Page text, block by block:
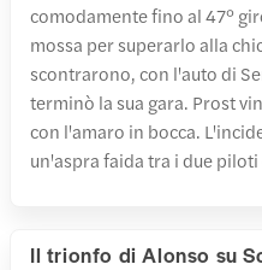
comodamente fino al 47°
mossa per superarlo alla
scontrarono, con l'auto di
terminò la sua gara. Prost
con l'amaro in bocca.
un'aspra faida tra i due
Il trionfo di Alonso su